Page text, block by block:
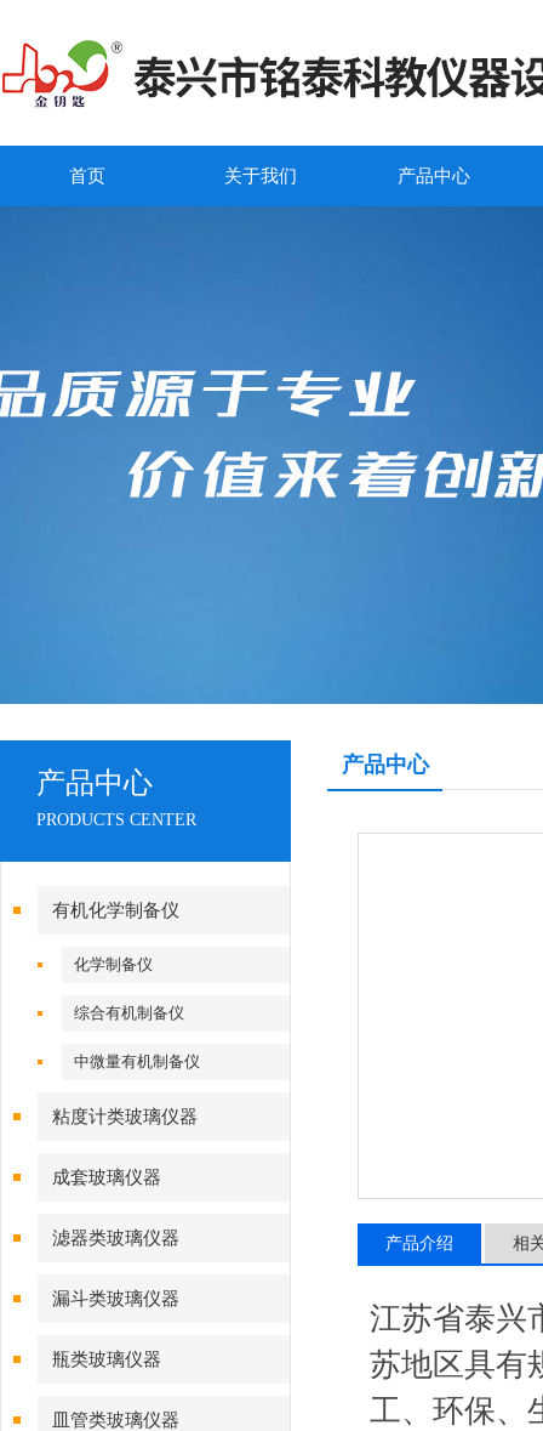
首页 关于我们 产品中心
产品中心
PRODUCTS CENTER
有机化学制备仪
化学制备仪
综合有机制备仪
中微量有机制备仪
粘度计类玻璃仪器
成套玻璃仪器
滤器类玻璃仪器
漏斗类玻璃仪器
瓶类玻璃仪器
皿管类玻璃仪器
产品中心
产品介绍 相
江苏省泰兴
苏地区具有
工、环保、